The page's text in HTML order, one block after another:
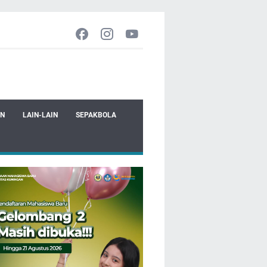
LAIN-LAIN SEPAKBOLA